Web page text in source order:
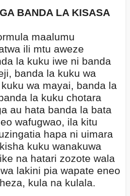
BANDA LA KISASA
maalumu
ili mtu aweze
la kuku iwe ni banda
banda la kuku wa
wa mayai, banda la
la kuku chotara
au hata banda la bata
wafugwao, ila kitu
hapa ni uimara
kuku wanakuwa
na hatari zozote wala
lakini pia wapate eneo
kula na kulala.